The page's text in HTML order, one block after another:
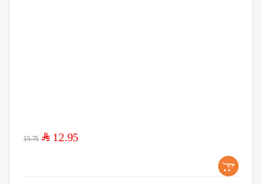
12.95
$
15.75
+